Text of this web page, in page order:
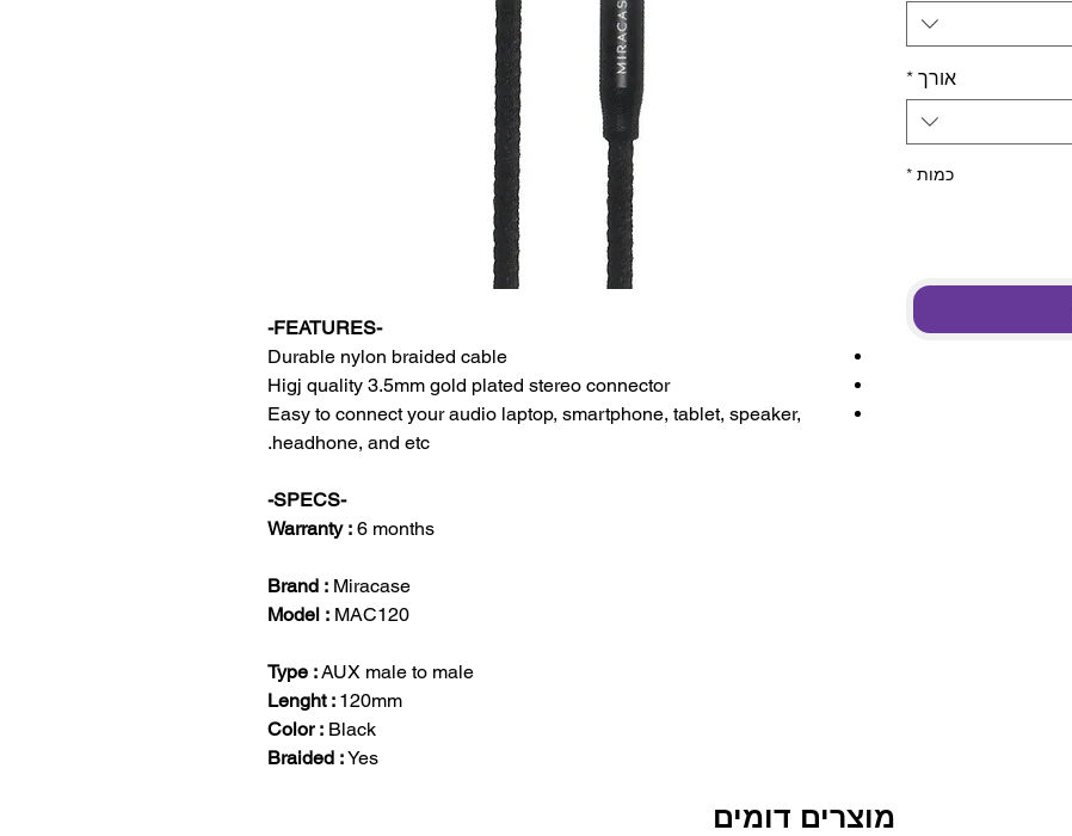
-FEATURES-
Durable nylon braided cable
Higj quality 3.5mm gold plated stereo connector
Easy to connect your audio laptop, smartphone, tablet, speaker,
headhone, and etc.
-SPECS-
Warranty : 6 months
Brand : Miracase
Model : MAC120
Type :AUX male to male
Lenght : 120mm
Color : Black
Braided :Yes
אורך *
כמות *
מוצרים דומים